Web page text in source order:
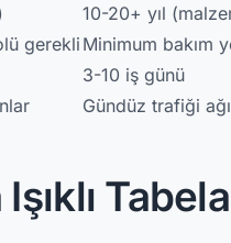
10-20+ yıl
gerekli Minimum bakım
3-10 iş günü
Gündüz trafiği